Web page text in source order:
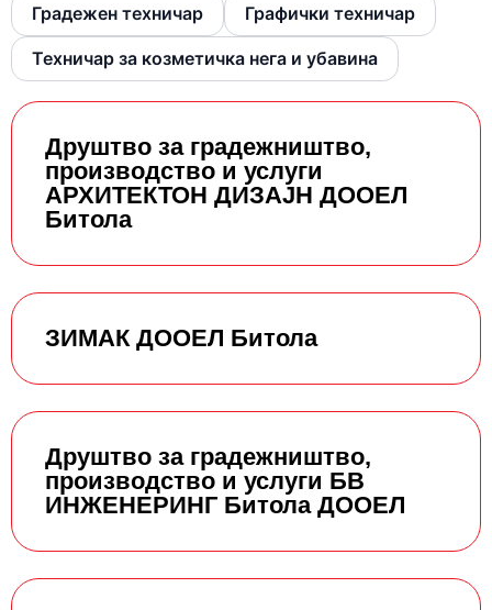
Градежен техничар Графички техничар
Техничар за козметичка нега и убавина
Друштво за градежништво,
производство и услуги
АРХИТЕКТОН ДИЗАЈН ДООЕЛ
Битола
ЗИМАК ДООЕЛ Битола
Друштво за градежништво,
производство и услуги БВ
ИНЖЕНЕРИНГ Битола ДООЕЛ